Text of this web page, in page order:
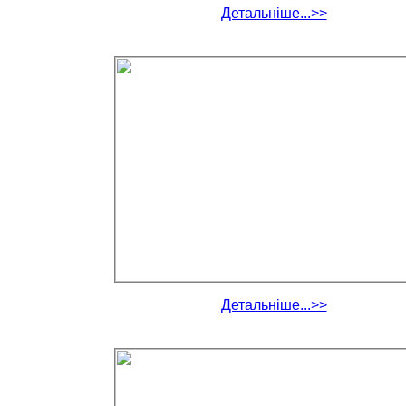
Детальніше...>>
Детальніше...>>